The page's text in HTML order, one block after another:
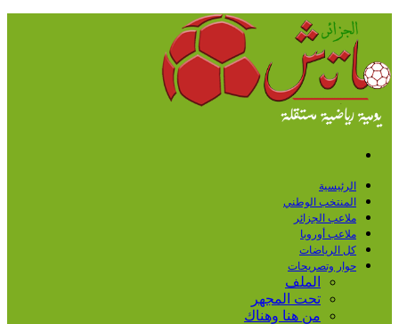
الرئيسية
المنتخب الوطني
ملاعب الجزائر
ملاعب أوروبا
كل الرياضات
حوار وتصريحات
الملف
تحت المجهر
من هنا وهناك